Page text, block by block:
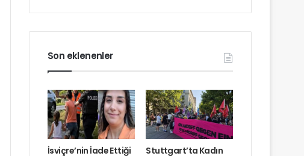
Son eklenenler
İsviçre’nin İade Ettiği
Stuttgart’ta Kadın